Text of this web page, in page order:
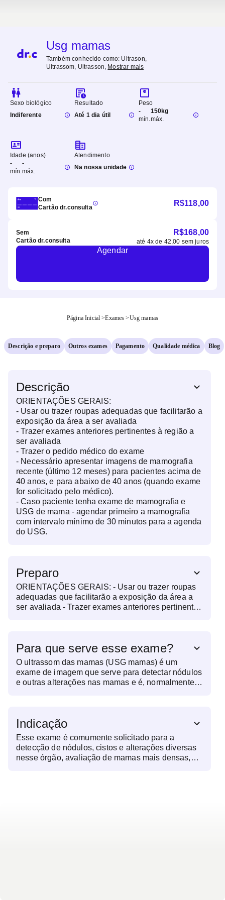
Usg mamas
Também conhecido como: Ultrason,
Ultrassom, Ultrasson, Mostrar mais
Sexo biológico
Indiferente
Resultado
Até 1 dia útil
Peso
-
mín.
150kg
máx.
Idade (anos)
-
mín.
-
máx.
Atendimento
Na nossa unidade
Com
Cartão dr.consulta
R$118,00
Sem
Cartão dr.consulta
R$168,00
até 4x de 42,00 sem juros
Agendar
Página Inicial >Exames >Usg mamas
Descrição e preparo Outros exames Pagamento Qualidade médica Blog
Descrição
ORIENTAÇÕES GERAIS:
- Usar ou trazer roupas adequadas que facilitarão a
exposição da área a ser avaliada
- Trazer exames anteriores pertinentes à região a
ser avaliada
- Trazer o pedido médico do exame
- Necessário apresentar imagens de mamografia
recente (último 12 meses) para pacientes acima de
40 anos, e para abaixo de 40 anos (quando exame
for solicitado pelo médico).
- Caso paciente tenha exame de mamografia e
USG de mama - agendar primeiro a mamografia
com intervalo mínimo de 30 minutos para a agenda
do USG.
Preparo
ORIENTAÇÕES GERAIS: - Usar ou trazer roupas
adequadas que facilitarão a exposição da área a
ser avaliada - Trazer exames anteriores pertinentes
MESES) PARA PACIENTES ACIMA DE 40 ANOS,
E ABAIXO DE 40 ANOS (QUANDO EXAME FOR
SOLICITADO PELO MÉDICO). - CASO PACIENTE
TENHA EXAME DE MAMOGRAFIA E USG DE
MAMA - AGENDAR PRIMEIRO A MAMOGRAFIA
Para que serve esse exame?
O ultrassom das mamas (USG mamas) é um
exame de imagem que serve para detectar nódulos
e outras alterações nas mamas e é, normalmente,
Indicação
Esse exame é comumente solicitado para a
detecção de nódulos, cistos e alterações diversas
nesse órgão, avaliação de mamas mais densas,